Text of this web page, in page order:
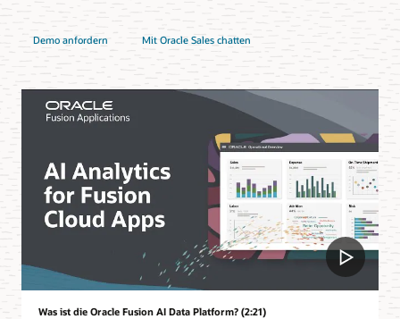
Demo anfordern Mit Oracle Sales chatten
Was ist die Oracle Fusion AI Data Platform? (2:21)